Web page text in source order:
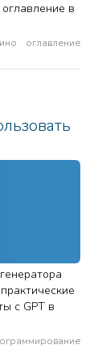
в
оглавление
с GPT в